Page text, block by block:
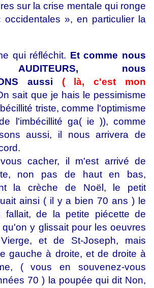
sur la crise mentale qui ronge
occidentales », en particulier la
qui réfléchit. Et comme nous
AUDITEURS, nous
aussi ( là, c'est mon
sait que je hais le pessimisme
triste, comme l'optimisme
l'imbécillité ga( ie )), comme
aussi, il nous arrivera de
cacher, il m'est arrivé de
non pas de haut en bas,
la crèche de Noël, le petit
ainsi ( il y a bien 70 ans ) le
de la petite piécette de
y glissait pour les oeuvres
et de St-Joseph, mais
gauche à droite, et de droite à
( vous en souvenez-vous
70 ) la poupée qui dit Non,